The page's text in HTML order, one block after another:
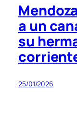
a un
su
25/01/2026